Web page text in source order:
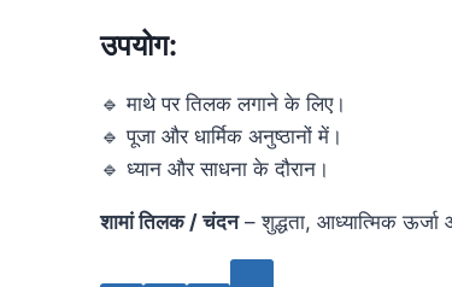
उपयोग:
🔹 माथे पर तिलक लगाने के लिए।
🔹 पूजा और धार्मिक अनुष्ठानों में।
🔹 ध्यान और साधना के दौरान।
शामां तिलक / चंदन– शुद्धता, आध्यात्मिक